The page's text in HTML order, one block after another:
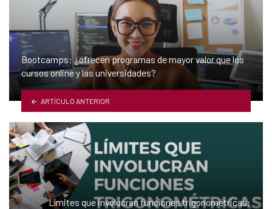
Bootcamps: ¿ofrecen programas de mayor valor que los
cursos online y las universidades?
ARTÍCULO ANTERIOR
Límites que involucran funciones trigonométricas: